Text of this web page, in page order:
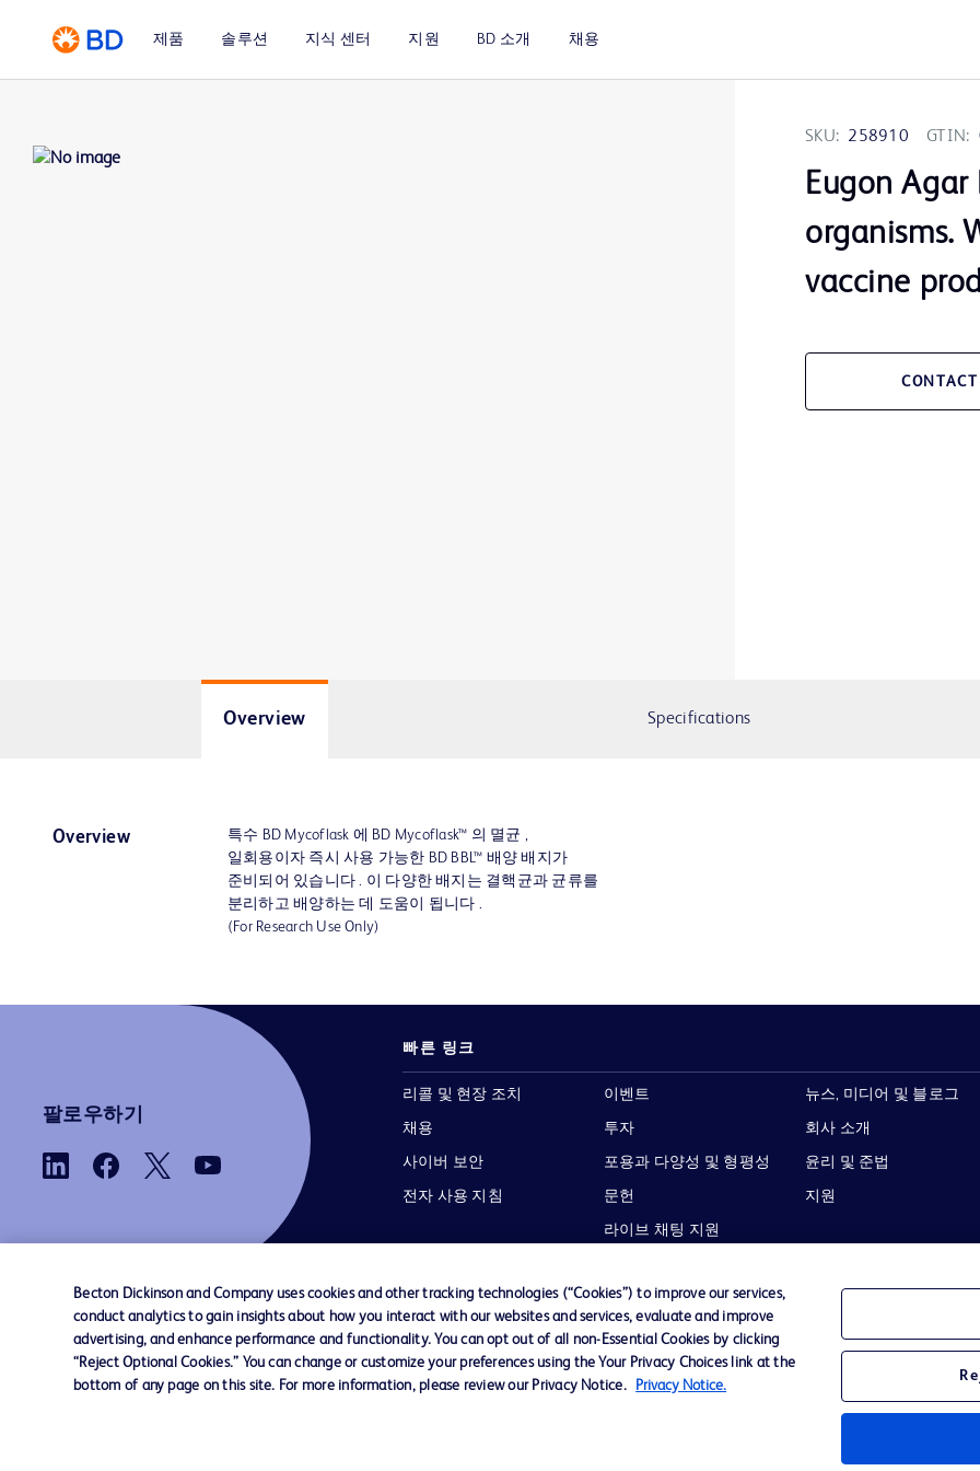
제품 솔루션 지식 센터 지원 BD 소개 채용
SKU: 258910 GTIN:
Eugon
organisms.
vaccine
Overview Specifications
Overview
특수 BD Mycoflask 에 BD Mycoflask™ 의 멸균 ,
일회용이자 즉시 사용 가능한 BD BBL™ 배양 배지가
준비되어 있습니다 . 이 다양한 배지는 결핵균과 균류를
분리하고 배양하는 데 도움이 됩니다 .
(For Research Use Only)
팔로우하기
빠른 링크
리콜 및 현장 조치
채용
사이버 보안
전자 사용 지침
이벤트
투자
포용과 다양성 및 형평성
문헌
라이브 채팅 지원
뉴스, 미디어 및 블로그
회사 소개
윤리 및 준법
지원
당사로 문의하기 쿠키 기본 설정 개인정보 이용 약관 개인정보처리방침 웹사이트 접근성
Becton Dickinson and Company uses cookies and other tracking technologies (“Cookies”) to improve our services,
conduct analytics to gain insights about how you interact with our websites and services, evaluate and improve
advertising, and enhance performance and functionality. You can opt out of all non-Essential Cookies by clicking
“Reject Optional Cookies.” You can change or customize your preferences using the Your Privacy Choices link at the
bottom of any page on this site. For more information, please review our Privacy Notice.
Privacy Notice.